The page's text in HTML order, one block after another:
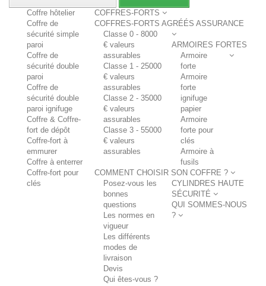
COFFRES-FORTS
Coffre hôtelier
Coffre de
sécurité simple
paroi
Coffre de
sécurité double
paroi
Coffre de
sécurité double
paroi ignifuge
Coffre & Coffre-
fort de dépôt
Coffre-fort à
emmurer
Coffre à enterrer
Coffre-fort pour
clés
COFFRES-FORTS AGRÉÉS ASSURANCE
Classe 0 - 8000
€ valeurs
assurables
Classe 1 - 25000
€ valeurs
assurables
Classe 2 - 35000
€ valeurs
assurables
Classe 3 - 55000
€ valeurs
assurables
ARMOIRES FORTES
Armoire
forte
Armoire
forte
ignifuge
papier
Armoire
forte pour
clés
Armoire à
fusils
COMMENT CHOISIR SON COFFRE ?
Posez-vous les
bonnes
questions
Les normes en
vigueur
Les différents
modes de
livraison
Devis
Qui êtes-vous ?
CYLINDRES HAUTE
SÉCURITÉ
QUI SOMMES-NOUS
?